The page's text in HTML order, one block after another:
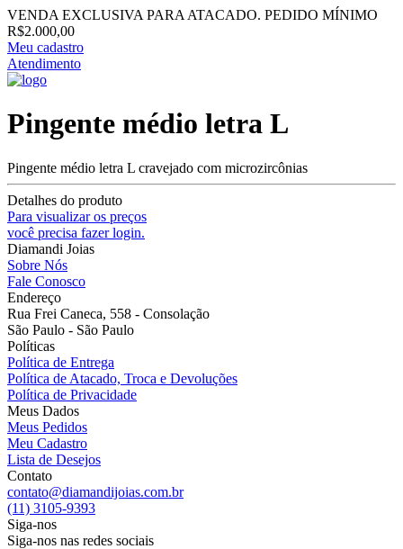
VENDA EXCLUSIVA PARA ATACADO. PEDIDO MÍNIMO
R$2.000,00
Meu cadastro
Atendimento
Pingente médio letra L
Pingente médio letra L cravejado com microzircônias
Detalhes do produto
Para visualizar os preços
você precisa fazer login.
Diamandi Joias
Sobre Nós
Fale Conosco
Endereço
Rua Frei Caneca, 558 - Consolação
São Paulo - São Paulo
Políticas
Política de Entrega
Política de Atacado, Troca e Devoluções
Política de Privacidade
Meus Dados
Meus Pedidos
Meu Cadastro
Lista de Desejos
Contato
contato@diamandijoias.com.br
(11) 3105-9393
Siga-nos
Siga-nos nas redes sociais